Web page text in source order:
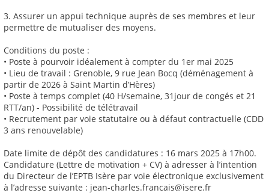
3. Assurer un appui technique auprès de ses membres et leur
permettre de mutualiser des moyens.
Conditions du poste :
• Poste à pourvoir idéalement à compter du 1er mai 2025
• Lieu de travail : Grenoble, 9 rue Jean Bocq (déménagement à
partir de 2026 à Saint Martin d’Hères)
• Poste à temps complet (40 H/semaine, 31jour de congés et 21
RTT/an) - Possibilité de télétravail
• Recrutement par voie statutaire ou à défaut contractuelle (CDD
3 ans renouvelable)
Date limite de dépôt des candidatures : 16 mars 2025 à 17h00.
Candidature (Lettre de motivation + CV) à adresser à l’intention
du Directeur de l’EPTB Isère par voie électronique exclusivement
à l’adresse suivante : jean-charles.francais@isere.fr